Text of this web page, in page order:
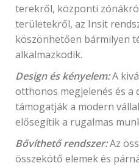
terekről, központi
területekről, az Insit
köszönhetően bármilyen
alkalmazkodik.
Design és kényelem:A
otthonos megjelenés és a
támogatják a modern
elősegítik a rugalmas
Bővíthető rendszer:Az
összekötő elemek és